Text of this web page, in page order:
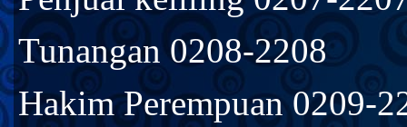
Tunangan 0208-2208
Hakim Perempuan 0209-